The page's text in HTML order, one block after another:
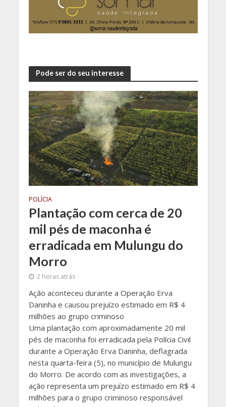
Pode ser do seu interesse
POLÍCIA
Plantação com cerca de 20
mil pés de maconha é
erradicada em Mulungu do
Morro
2 horas atrás
Ação aconteceu durante a Operação Erva
Daninha e causou prejuízo estimado em R$ 4
milhões ao grupo criminoso
Uma plantação com aproximadamente 20 mil
pés de maconha foi erradicada pela Polícia Civil
durante a Operação Erva Daninha, deflagrada
nesta quarta-feira (5), no município de Mulungu
do Morro. De acordo com as investigações, a
ação representa um prejuízo estimado em R$ 4
milhões para o grupo criminoso responsável